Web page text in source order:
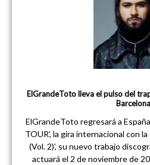
ElGrandeToto lleva el pulso del
Barcelona
ElGrandeToto regresará a
TOUR’, la gira internacional con
(Vol. 2)’, su nuevo trabajo
actuará el 2 de noviembre de